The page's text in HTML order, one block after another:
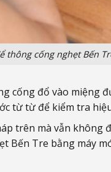
thông cống nghẹt Bến
cống đổ vào miệng
từ từ để kiểm tra
trên mà vẫn không
Bến Tre bằng máy